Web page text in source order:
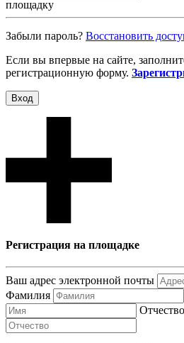
площадку
Забыли пароль? Восcтановить
Если вы впервые на сайте,
регистрационную форму.
Вход
Регистрация на площадке
Ваш адрес электронной почты
Фамилия
Отчество